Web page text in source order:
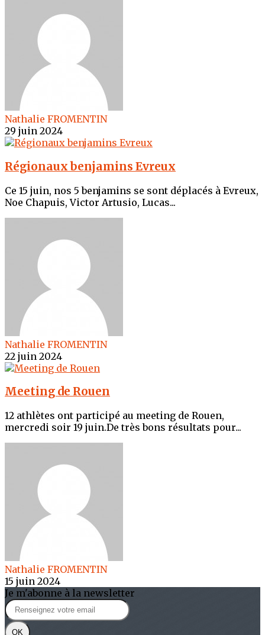
Nathalie FROMENTIN
29 juin 2024
Régionaux benjamins Evreux
Ce 15 juin, nos 5 benjamins se sont déplacés à Evreux,
Noe Chapuis, Victor Artusio, Lucas...
Nathalie FROMENTIN
22 juin 2024
Meeting de Rouen
12 athlètes ont participé au meeting de Rouen,
mercredi soir 19 juin.De très bons résultats pour...
Nathalie FROMENTIN
15 juin 2024
Je m'abonne à la newsletter
OK